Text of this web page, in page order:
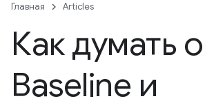
Главная Articles
Как думать о
Baseline и